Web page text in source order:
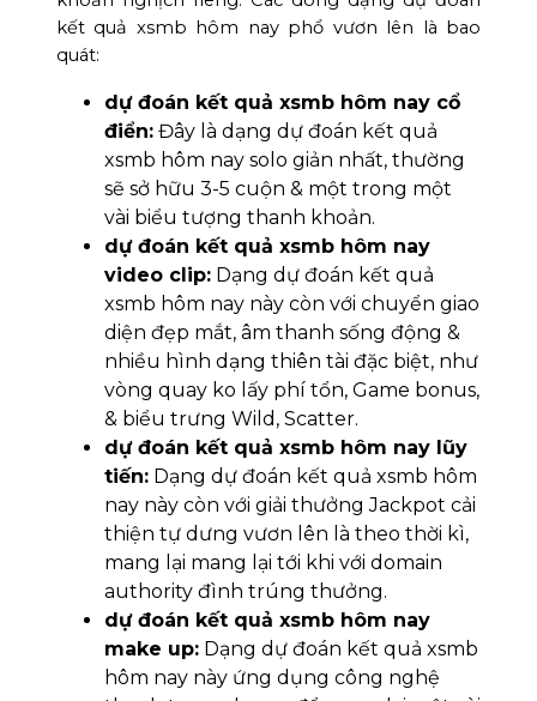
kết quả xsmb hôm nay phổ vươn lên là bao
quát:
dự đoán kết quả xsmb hôm nay cổ
điển: Đây là dạng dự đoán kết quả
xsmb hôm nay solo giản nhất, thường
sẽ sở hữu 3-5 cuộn & một trong một
vài biểu tượng thanh khoản.
dự đoán kết quả xsmb hôm nay
video clip: Dạng dự đoán kết quả
xsmb hôm nay này còn với chuyển giao
diện đẹp mắt, âm thanh sống động &
nhiều hình dạng thiên tài đặc biệt, như
vòng quay ko lấy phí tổn, Game bonus,
& biểu trưng Wild, Scatter.
dự đoán kết quả xsmb hôm nay lũy
tiến: Dạng dự đoán kết quả xsmb hôm
nay này còn với giải thưởng Jackpot cải
thiện tự dưng vươn lên là theo thời kì,
mang lại mang lại tới khi với domain
authority đình trúng thưởng.
dự đoán kết quả xsmb hôm nay
make up: Dạng dự đoán kết quả xsmb
hôm nay này ứng dụng công nghệ